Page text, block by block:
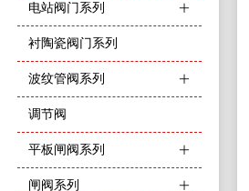
ꄶ
电站阀门系列
衬陶瓷阀门系列
ꄶ
波纹管阀系列
调节阀
ꄶ
平板闸阀系列
ꄶ
闸阀系列